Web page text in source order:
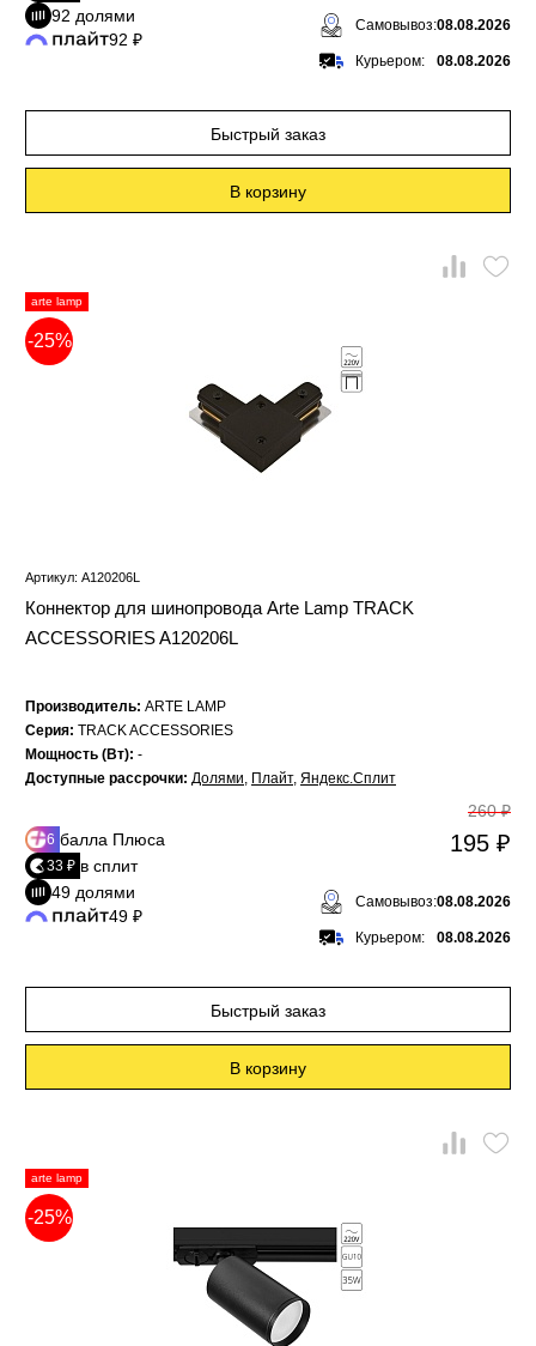
92 долями
92 ₽
Самовывоз:08.08.2026
Курьером: 08.08.2026
Быстрый заказ
В корзину
arte lamp
-25%
Артикул: A120206L
Коннектор для шинопровода Arte Lamp TRACK
ACCESSORIES A120206L
Производитель: ARTE LAMP
Серия: TRACK ACCESSORIES
Мощность (Вт): -
Доступные рассрочки: Долями, Плайт, Яндекс.Сплит
6 балла Плюса
33 ₽ в сплит
49 долями
49 ₽
260 ₽
195 ₽
Самовывоз:08.08.2026
Курьером: 08.08.2026
Быстрый заказ
В корзину
arte lamp
-25%